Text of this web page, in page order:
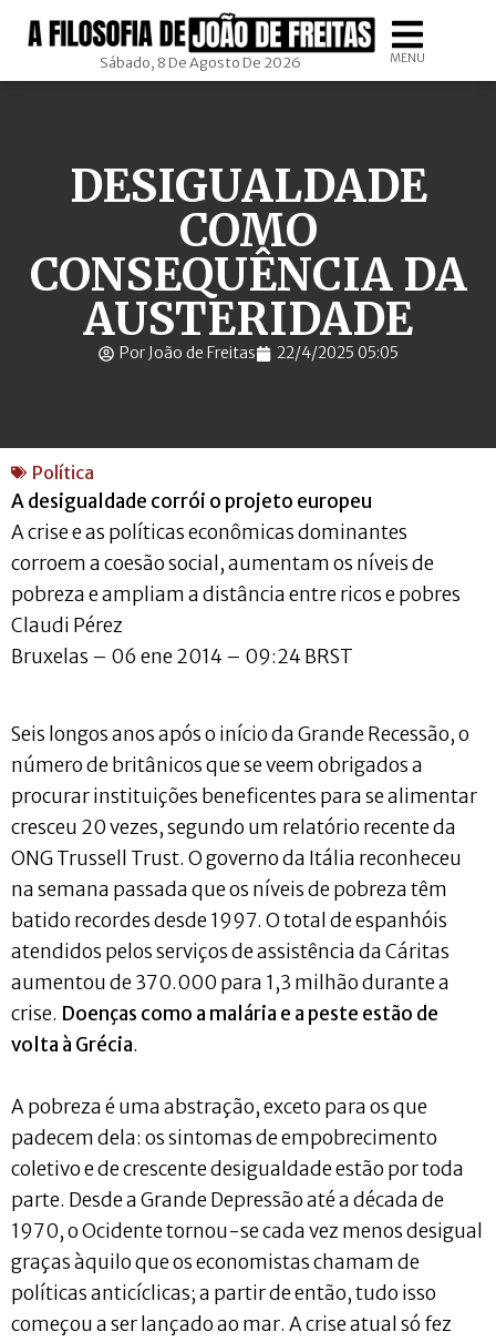
Sábado, 8 De Agosto De 2026 MENU
DESIGUALDADE
COMO
CONSEQUÊNCIA DA
AUSTERIDADE
Por João de Freitas 22/4/2025 05:05
Política
A desigualdade corrói o projeto europeu
A crise e as políticas econômicas dominantes
corroem a coesão social, aumentam os níveis de
pobreza e ampliam a distância entre ricos e pobres
Claudi Pérez
Bruxelas – 06 ene 2014 – 09:24 BRST
Seis longos anos após o início da Grande Recessão, o
número de britânicos que se veem obrigados a
procurar instituições beneficentes para se alimentar
cresceu 20 vezes, segundo um relatório recente da
ONG Trussell Trust. O governo da Itália reconheceu
na semana passada que os níveis de pobreza têm
batido recordes desde 1997. O total de espanhóis
atendidos pelos serviços de assistência da Cáritas
aumentou de 370.000 para 1,3 milhão durante a
crise. Doenças como a malária e a peste estão de
volta à Grécia.
A pobreza é uma abstração, exceto para os que
padecem dela: os sintomas de empobrecimento
coletivo e de crescente desigualdade estão por toda
parte. Desde a Grande Depressão até a década de
1970, o Ocidente tornou-se cada vez menos desigual
graças àquilo que os economistas chamam de
políticas anticíclicas; a partir de então, tudo isso
começou a ser lançado ao mar. A crise atual só fez